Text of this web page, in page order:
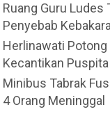
Ruang Guru Ludes
Penyebab
Herlinawati Potong
Kecantikan Puspita
Minibus Tabrak
4 Orang Meninggal